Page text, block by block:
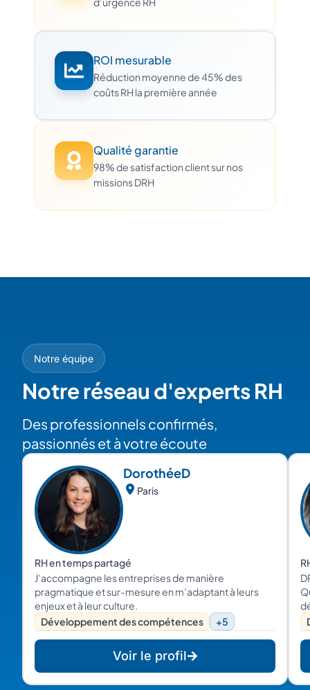
ROI mesurable
Réduction moyenne de 45% des
coûts RH la première année
Qualité garantie
98% de satisfaction client sur nos
missions DRH
Notre équipe
Notre réseau d'experts RH
Des professionnels confirmés,
passionnés et à votre écoute
DorothéeD
Paris
RH en temps partagé
J’accompagne les entreprises de manière
pragmatique et sur-mesure en m’adaptant à leurs
enjeux et à leur culture.
Développement des compétences
+5
Voir le profil